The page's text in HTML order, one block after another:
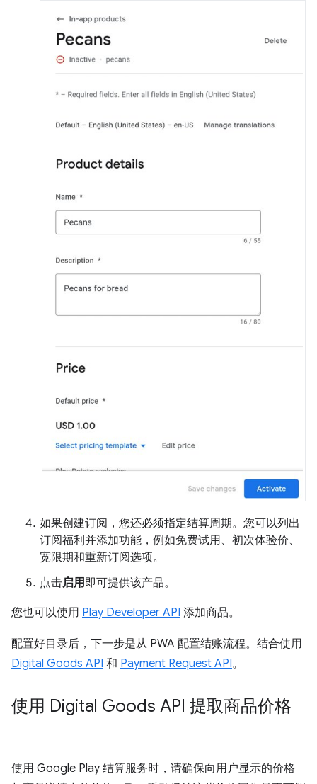
如果创建订阅，您还必须指定结算周期。您可以列出
订阅福利并添加功能，例如免费试用、初次体验价、
宽限期和重新订阅选项。
点击启用即可提供该产品。
您也可以使用 Play Developer API 添加商品。
配置好目录后，下一步是从 PWA 配置结账流程。结合使用
Digital Goods API 和 Payment Request API。
使用 Digital Goods API 提取商品价格
使用 Google Play 结算服务时，请确保向用户显示的价格